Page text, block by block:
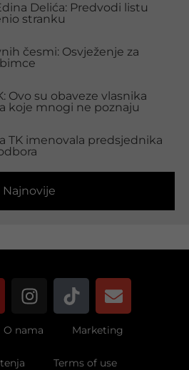
Najnovije
Delića: Predvodi listu
stranku
česmi: Osvježenje za
Ovo su obaveze vlasnika
koje mnogi ne poznaju
TK imenovala predsjednika
O nama Marketing
Terms of use